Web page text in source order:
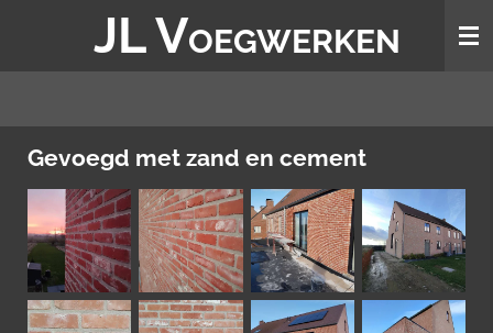
naar
hoofdinhoud
JL VOEGWERKEN
Gevoegd met zand en cement